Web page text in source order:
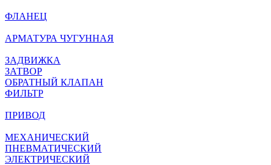
ФЛАНЕЦ
АРМАТУРА ЧУГУННАЯ
ЗАДВИЖКА
ЗАТВОР
ОБРАТНЫЙ КЛАПАН
ФИЛЬТР
ПРИВОД
МЕХАНИЧЕСКИЙ
ПНЕВМАТИЧЕСКИЙ
ЭЛЕКТРИЧЕСКИЙ